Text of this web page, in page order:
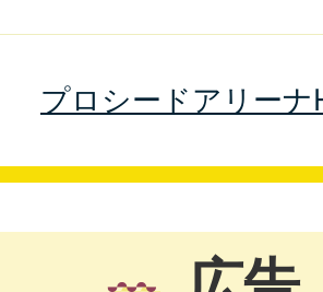
プロシードアリーナ